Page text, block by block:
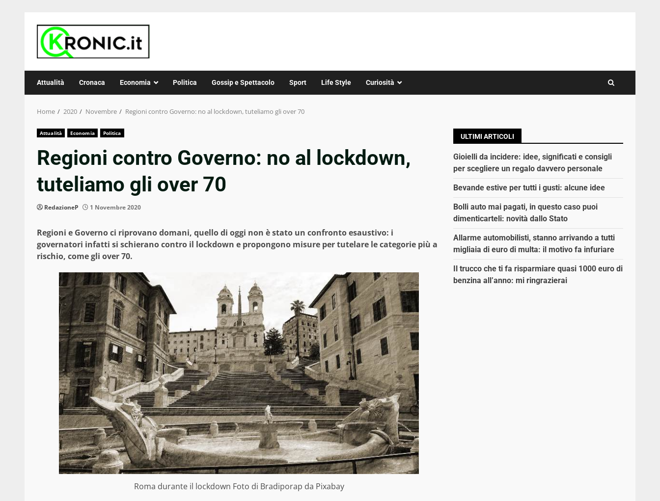
content
Attualità Cronaca Economia Politica Gossip e Spettacolo Sport Life Style Curiosità
Home 2020 Novembre Regioni contro Governo: no al lockdown, tuteliamo gli over 70
Attualità Economia Politica
Regioni contro Governo: no al lockdown,
tuteliamo gli over 70
RedazioneP 1 Novembre 2020
Regioni e Governo ci riprovano domani, quello di oggi non è stato un confronto esaustivo: i
governatori infatti si schierano contro il lockdown e propongono misure per tutelare le categorie più a
rischio, come gli over 70.
Roma durante il lockdown Foto di Bradiporap da Pixabay
ULTIMI ARTICOLI
Gioielli da incidere: idee, significati e consigli
per scegliere un regalo davvero personale
Bevande estive per tutti i gusti: alcune idee
Bolli auto mai pagati, in questo caso puoi
dimenticarteli: novità dallo Stato
Allarme automobilisti, stanno arrivando a tutti
migliaia di euro di multa: il motivo fa infuriare
Il trucco che ti fa risparmiare quasi 1000 euro di
benzina all’anno: mi ringrazierai